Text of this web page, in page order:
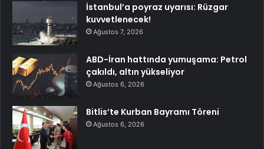
İstanbul’a poyraz uyarısı: Rüzgar
kuvvetlenecek!
Ağustos 7, 2026
ABD-İran hattında yumuşama: Petrol
çakıldı, altın yükseliyor
Ağustos 6, 2026
Bitlis’te Kurban Bayramı Töreni
Ağustos 6, 2026